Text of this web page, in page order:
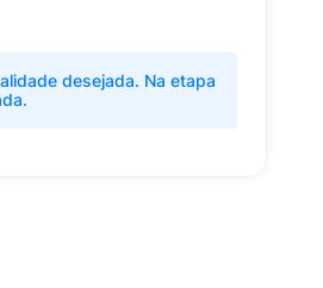
desejada. Na etapa